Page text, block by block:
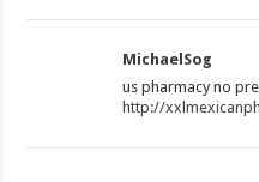
MichaelSog
us pharmacy no
http://